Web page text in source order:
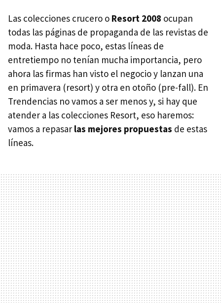
Las colecciones crucero o Resort 2008 ocupan
todas las páginas de propaganda de las revistas de
moda. Hasta hace poco, estas líneas de
entretiempo no tenían mucha importancia, pero
ahora las firmas han visto el negocio y lanzan una
en primavera (resort) y otra en otoño (pre-fall). En
Trendencias no vamos a ser menos y, si hay que
atender a las colecciones Resort, eso haremos:
vamos a repasar las mejores propuestas de estas
líneas.